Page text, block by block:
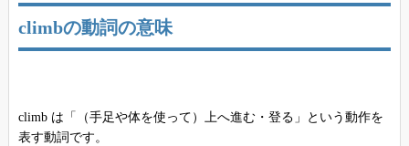
climbの動詞の意味
climb は「（手足や体を使って）上へ進む・登る」という動作を
表す動詞です。